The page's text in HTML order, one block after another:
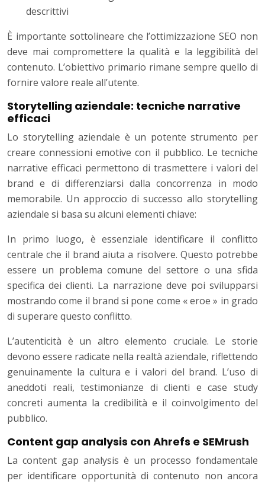
descrittivi
È importante sottolineare che l’ottimizzazione SEO non
deve mai compromettere la qualità e la leggibilità del
contenuto. L’obiettivo primario rimane sempre quello di
fornire valore reale all’utente.
Storytelling aziendale: tecniche narrative
efficaci
Lo storytelling aziendale è un potente strumento per
creare connessioni emotive con il pubblico. Le tecniche
narrative efficaci permettono di trasmettere i valori del
brand e di differenziarsi dalla concorrenza in modo
memorabile. Un approccio di successo allo storytelling
aziendale si basa su alcuni elementi chiave:
In primo luogo, è essenziale identificare il conflitto
centrale che il brand aiuta a risolvere. Questo potrebbe
essere un problema comune del settore o una sfida
specifica dei clienti. La narrazione deve poi svilupparsi
mostrando come il brand si pone come « eroe » in grado
di superare questo conflitto.
L’autenticità è un altro elemento cruciale. Le storie
devono essere radicate nella realtà aziendale, riflettendo
genuinamente la cultura e i valori del brand. L’uso di
aneddoti reali, testimonianze di clienti e case study
concreti aumenta la credibilità e il coinvolgimento del
pubblico.
Content gap analysis con Ahrefs e SEMrush
La content gap analysis è un processo fondamentale
per identificare opportunità di contenuto non ancora